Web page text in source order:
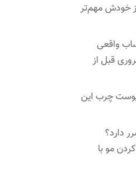
خودش مهم‌تر
واقعی
ضروری قبل از
پوست چرب این
دارد؟
مو با